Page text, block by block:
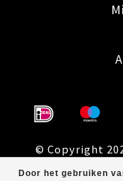
Door het gebruiken
© Copyright
Lightspeed